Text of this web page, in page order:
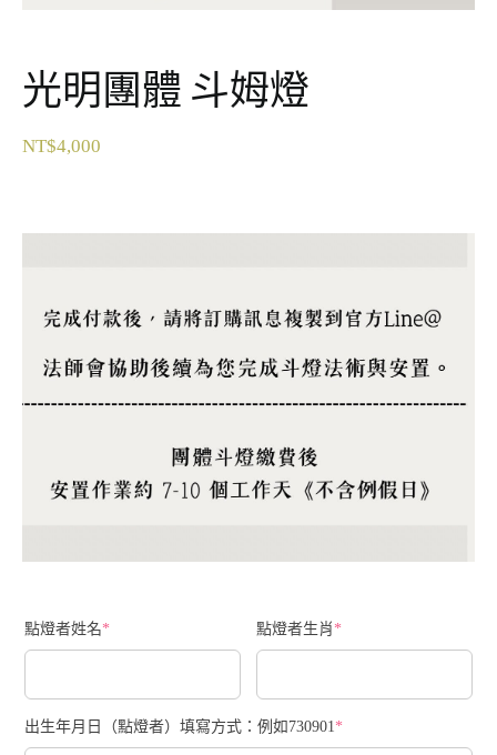
光明團體 斗姆燈
NT$4,000
點燈者姓名* 點燈者生肖 *
出生年月日（點燈者）填寫方式：例如730901 *